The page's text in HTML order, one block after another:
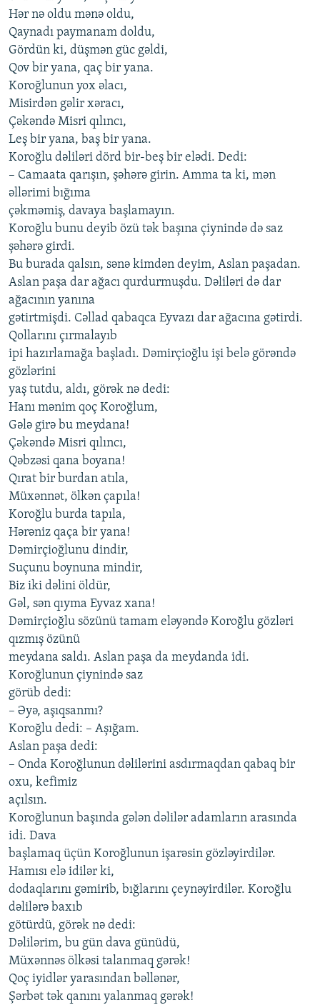
Hər nə oldu mənə oldu,
Qaynadı paymanam doldu,
Gördün ki, düşmən güc gəldi,
Qov bir yana, qaç bir yana.
Koroğlunun yox əlacı,
Misirdən gəlir xəracı,
Çəkəndə Misri qılıncı,
Leş bir yana, baş bir yana.
Koroğlu dəliləri dörd bir-beş bir elədi. Dedi:
– Camaata qarışın, şəhərə girin. Amma ta ki, mən
əllərimi bığıma
çəkməmiş, davaya başlamayın.
Koroğlu bunu deyib özü tək başına çiynində də saz
şəhərə girdi.
Bu burada qalsın, sənə kimdən deyim, Aslan paşadan.
Aslan paşa dar ağacı qurdurmuşdu. Dəliləri də dar
ağacının yanına
gətirtmişdi. Cəllad qabaqca Eyvazı dar ağacına gətirdi.
Qollarını çırmalayıb
ipi hazırlamağa başladı. Dəmirçioğlu işi belə görəndə
gözlərini
yaş tutdu, aldı, görək nə dedi:
Hanı mənim qoç Koroğlum,
Gələ girə bu meydana!
Çəkəndə Misri qılıncı,
Qəbzəsi qana boyana!
Qırat bir burdan atıla,
Müxənnət, ölkən çapıla!
Koroğlu burda tapıla,
Hərəniz qaça bir yana!
Dəmirçioğlunu dindir,
Suçunu boynuna mindir,
Biz iki dəlini öldür,
Gəl, sən qıyma Eyvaz xana!
Dəmirçioğlu sözünü tamam eləyəndə Koroğlu gözləri
qızmış özünü
meydana saldı. Aslan paşa da meydanda idi.
Koroğlunun çiynində saz
görüb dedi:
– Əyə, aşıqsanmı?
Koroğlu dedi: – Aşığam.
Aslan paşa dedi:
– Onda Koroğlunun dəlilərini asdırmaqdan qabaq bir
oxu, kefimiz
açılsın.
Koroğlunun başında gələn dəlilər adamların arasında
idi. Dava
başlamaq üçün Koroğlunun işarəsin gözləyirdilər.
Hamısı elə idilər ki,
dodaqlarını gəmirib, bığlarını çeynəyirdilər. Koroğlu
dəlilərə baxıb
götürdü, görək nə dedi:
Dəlilərim, bu gün dava günüdü,
Müxənnəs ölkəsi talanmaq gərək!
Qoç iyidlər yarasından bəllənər,
Şərbət tək qanını yalanmaq gərək!